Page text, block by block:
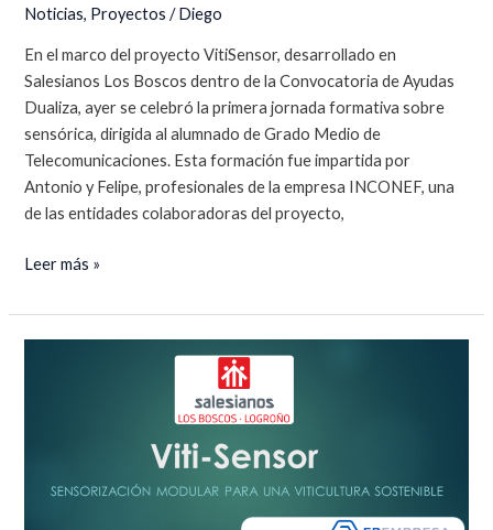
Noticias, Proyectos /Diego
En el marco del proyecto VitiSensor, desarrollado en
Salesianos Los Boscos dentro de la Convocatoria de Ayudas
Dualiza, ayer se celebró la primera jornada formativa sobre
sensórica, dirigida al alumnado de Grado Medio de
Telecomunicaciones. Esta formación fue impartida por
Antonio y Felipe, profesionales de la empresa INCONEF, una
de las entidades colaboradoras del proyecto,
Salesianos
Boscos
inicia
formación
Leer más »